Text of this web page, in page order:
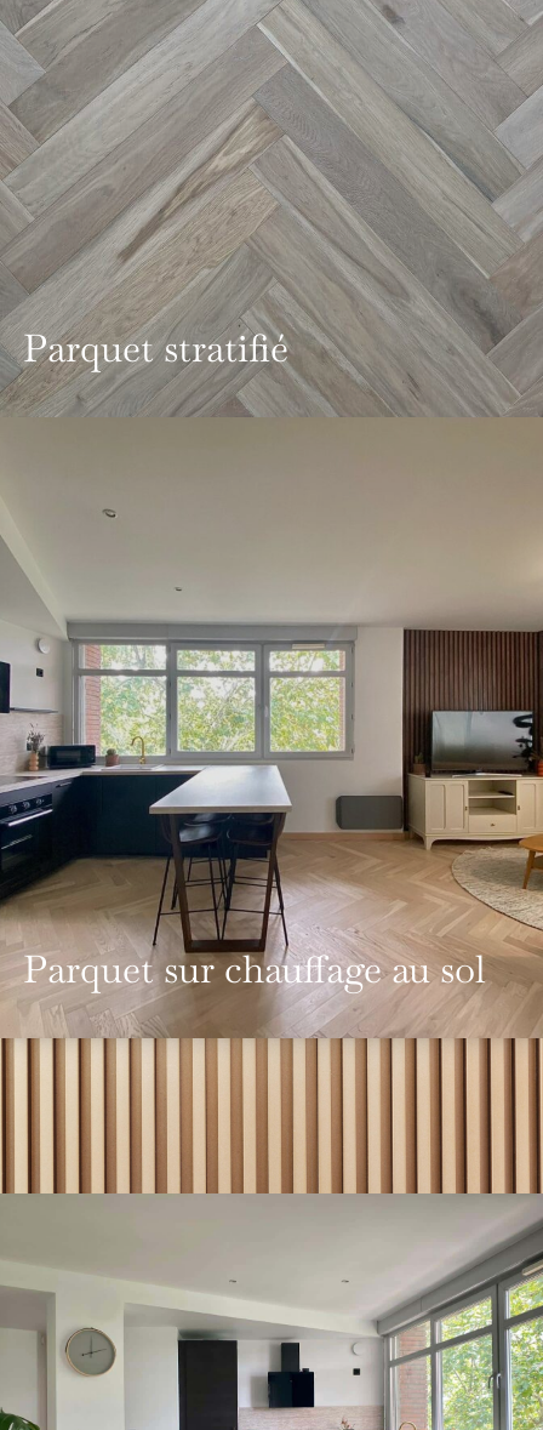
Parquet stratifié
Parquet sur chauffage au sol